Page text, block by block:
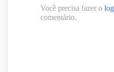
Você precisa fazer o
comentário.